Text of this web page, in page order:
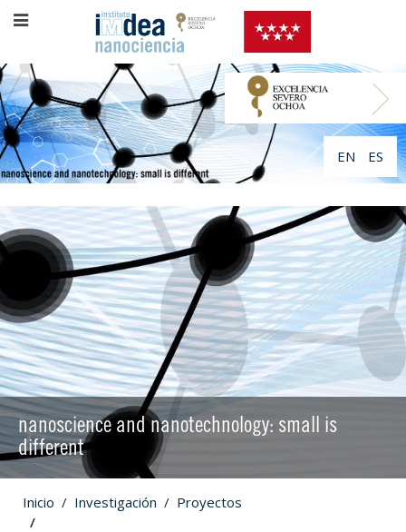
EN ES
nanoscience and nanotechnology: small is
different
Inicio Investigación Proyectos